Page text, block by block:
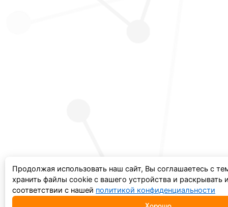
Продолжая использовать наш сайт, Вы соглашаетесь с
хранить файлы cookie с вашего устройства и
соответствии с нашей политикой конфиденциальности